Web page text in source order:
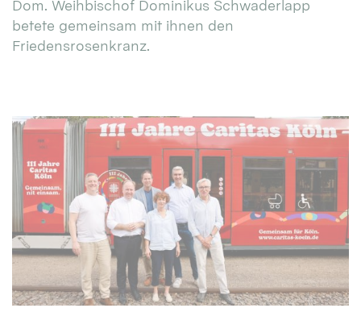
Dom. Weihbischof Dominikus Schwaderlapp
betete gemeinsam mit ihnen den
Friedensrosenkranz.